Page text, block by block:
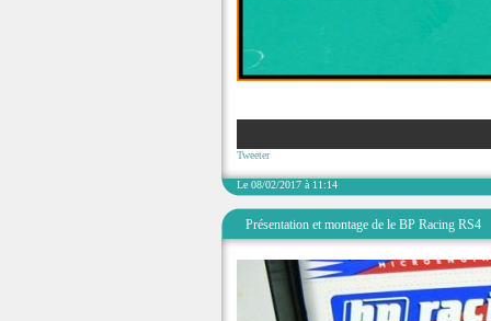
Tweeter
Le 08/02/2017 à 11:14
Présentation et montage de le BP Racing RS4